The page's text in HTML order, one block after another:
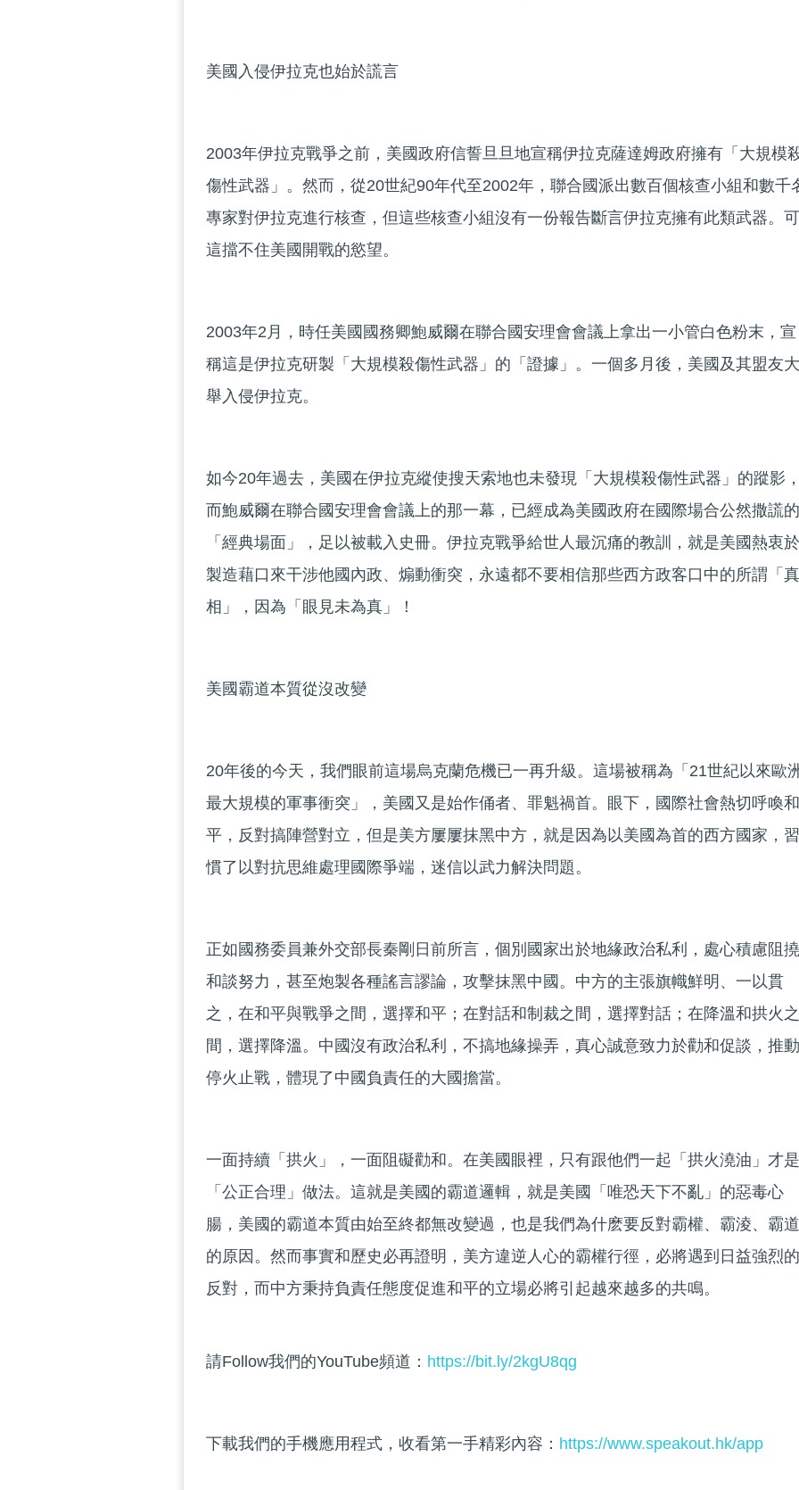
美國入侵伊拉克也始於謊言
2003年伊拉克戰爭之前，美國政府信誓旦旦地宣稱伊拉克薩達姆政府擁有「大規模
傷性武器」。然而，從20世紀90年代至2002年，聯合國派出數百個核查小組和數千
專家對伊拉克進行核查，但這些核查小組沒有一份報告斷言伊拉克擁有此類武器。可
這擋不住美國開戰的慾望。
2003年2月，時任美國國務卿鮑威爾在聯合國安理會會議上拿出一小管白色粉末，宣
稱這是伊拉克研製「大規模殺傷性武器」的「證據」。一個多月後，美國及其盟友大
舉入侵伊拉克。
如今20年過去，美國在伊拉克縱使搜天索地也未發現「大規模殺傷性武器」的蹤影，
而鮑威爾在聯合國安理會會議上的那一幕，已經成為美國政府在國際場合公然撒謊的
「經典場面」，足以被載入史冊。伊拉克戰爭給世人最沉痛的教訓，就是美國熱衷於
製造藉口來干涉他國內政、煽動衝突，永遠都不要相信那些西方政客口中的所謂「真
相」，因為「眼見未為真」！
美國霸道本質從沒改變
20年後的今天，我們眼前這場烏克蘭危機已一再升級。這場被稱為「21世紀以來歐
最大規模的軍事衝突」，美國又是始作俑者、罪魁禍首。眼下，國際社會熱切呼喚和
平，反對搞陣營對立，但是美方屢屢抹黑中方，就是因為以美國為首的西方國家，習
慣了以對抗思維處理國際爭端，迷信以武力解決問題。
正如國務委員兼外交部長秦剛日前所言，個別國家出於地緣政治私利，處心積慮阻撓
和談努力，甚至炮製各種謠言謬論，攻擊抹黑中國。中方的主張旗幟鮮明、一以貫
之，在和平與戰爭之間，選擇和平；在對話和制裁之間，選擇對話；在降溫和拱火之
間，選擇降溫。中國沒有政治私利，不搞地緣操弄，真心誠意致力於勸和促談，推動
停火止戰，體現了中國負責任的大國擔當。
一面持續「拱火」，一面阻礙勸和。在美國眼裡，只有跟他們一起「拱火澆油」才是
「公正合理」做法。這就是美國的霸道邏輯，就是美國「唯恐天下不亂」的惡毒心
腸，美國的霸道本質由始至終都無改變過，也是我們為什麽要反對霸權、霸淩、霸道
的原因。然而事實和歷史必再證明，美方違逆人心的霸權行徑，必將遇到日益強烈的
反對，而中方秉持負責任態度促進和平的立場必將引起越來越多的共鳴。
請Follow我們的YouTube頻道： https://bit.ly/2kgU8qg
下載我們的手機應用程式，收看第一手精彩內容： https://www.speakout.hk/app